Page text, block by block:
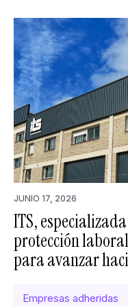
JUNIO 17, 2026
ITS,
protección
para avanzar
Empresas adheridas